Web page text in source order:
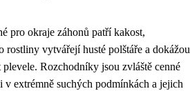
pro okraje záhonů patří kakost,
rostliny vytvářejí husté polštáře a dokážou
Rozchodníky jsou zvláště cenné
v extrémně suchých podmínkách a jejich